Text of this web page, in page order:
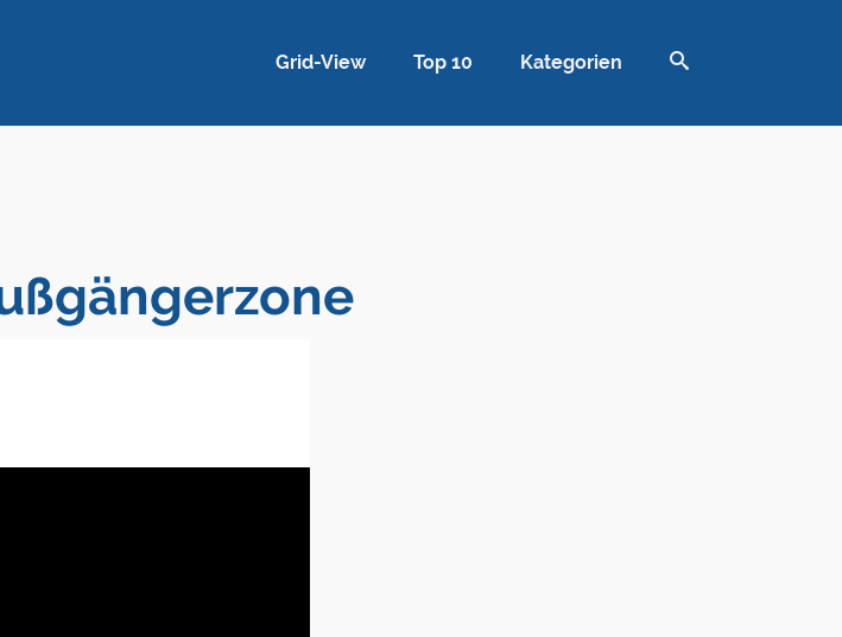
Grid-View Top 10 Kategorien